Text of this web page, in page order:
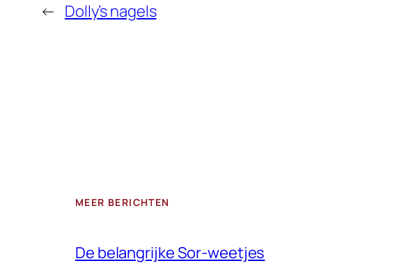
← Dolly’s nagels
MEER BERICHTEN
De belangrijke Sor-weetjes